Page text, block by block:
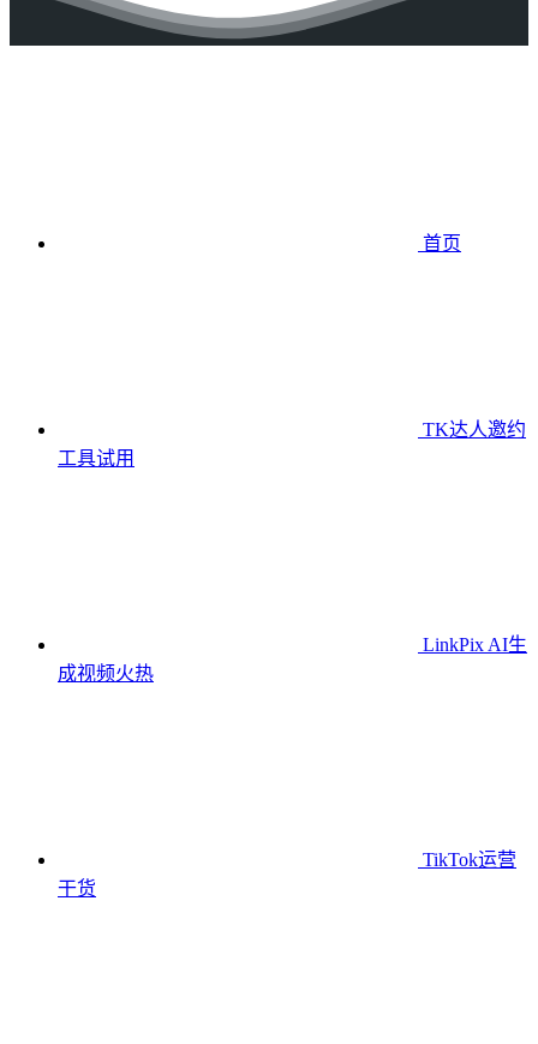
首页
TK达人邀约
工具试用
LinkPix AI生
成视频火热
TikTok运营
干货